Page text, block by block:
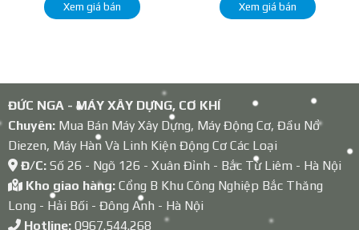
Xem giá bán
Xem giá bán
ĐỨC NGA - MÁY XÂY DỰNG, CƠ KHÍ
Chuyên:Mua Bán Máy Xây Dựng, Máy Động Cơ, Đầu Nổ
Diezen, Máy Hàn Và Linh Kiện Động Cơ Các Loại
Đ/C: Số 26 - Ngõ 126 - Xuân Đỉnh - Bắc Từ Liêm - Hà Nội
Kho giao hàng: Cổng B Khu Công Nghiệp Bắc Thăng
Long - Hải Bối - Đông Anh - Hà Nội
Hotline: 0967.544.268